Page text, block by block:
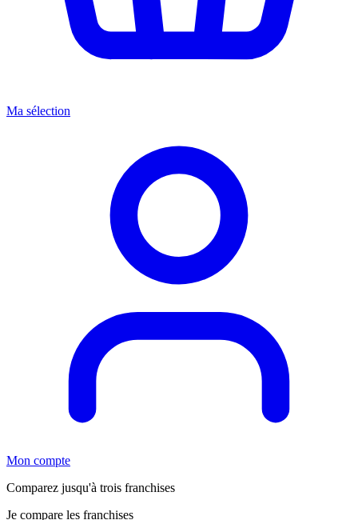
Ma sélection
Mon compte
Comparez jusqu'à trois franchises
Je compare les franchises